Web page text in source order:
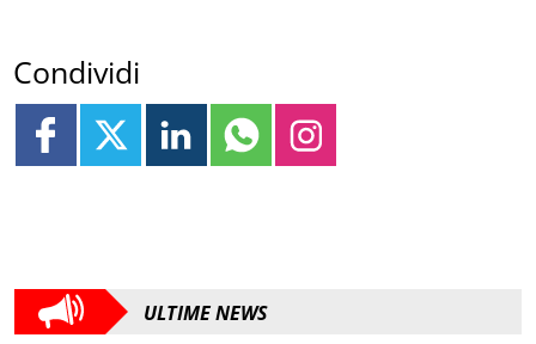
Condividi
ULTIME NEWS